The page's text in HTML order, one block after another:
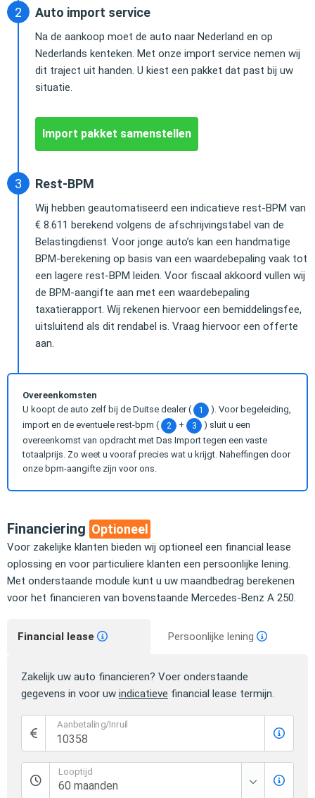
Auto import service
Na de aankoop moet de auto naar Nederland en op
Nederlands kenteken. Met onze import service nemen wij
dit traject uit handen. U kiest een pakket dat past bij uw
situatie.
Import pakket samenstellen
Rest-BPM
Wij hebben geautomatiseerd een indicatieve rest-BPM van
€ 8.611 berekend volgens de afschrijvingstabel van de
Belastingdienst. Voor jonge auto’s kan een handmatige
BPM-berekening op basis van een waardebepaling vaak tot
een lagere rest-BPM leiden. Voor fiscaal akkoord vullen wij
de BPM-aangifte aan met een waardebepaling
taxatierapport. Wij rekenen hiervoor een bemiddelingsfee,
uitsluitend als dit rendabel is. Vraag hiervoor een offerte
aan.
Overeenkomsten
U koopt de auto zelf bij de Duitse dealer (
1
). Voor begeleiding,
import en de eventuele rest-bpm (
2 + 3
) sluit u een
overeenkomst van opdracht met Das Import tegen een vaste
totaalprijs. Zo weet u vooraf precies wat u krijgt. Naheffingen door
onze bpm-aangifte zijn voor ons.
Financiering Optioneel
Voor zakelijke klanten bieden wij optioneel een financial lease
oplossing en voor particuliere klanten een persoonlijke lening.
Met onderstaande module kunt u uw maandbedrag berekenen
voor het financieren van bovenstaande Mercedes-Benz A 250.
Financial lease Persoonlijke lening
Zakelijk uw auto financieren? Voer onderstaande
gegevens in voor uw indicatieve financial lease termijn.
Aanbetaling/Inruil
Looptijd